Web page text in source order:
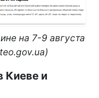
на 7-9 августа
Киеве и